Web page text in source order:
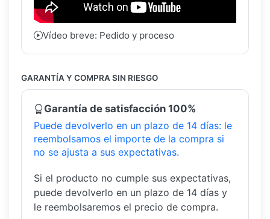
Vídeo breve: Pedido y proceso
GARANTÍA Y COMPRA SIN RIESGO
Garantía de satisfacción 100%
Puede devolverlo en un plazo de 14 días: le
reembolsamos el importe de la compra si
no se ajusta a sus expectativas.
Si el producto no cumple sus expectativas,
puede devolverlo en un plazo de 14 días y
le reembolsaremos el precio de compra.